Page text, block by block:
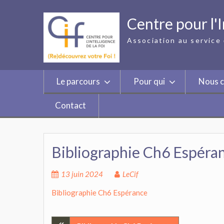
Centre pour
Association au
Le parcours Pour qui Nous
Contact
Bibliographie Ch6
13 juin 2024 LeCif
Bibliographie Ch6 Espérance